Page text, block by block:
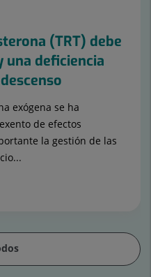
(TRT) debe
una deficiencia
exógena se ha
de efectos
la gestión de las